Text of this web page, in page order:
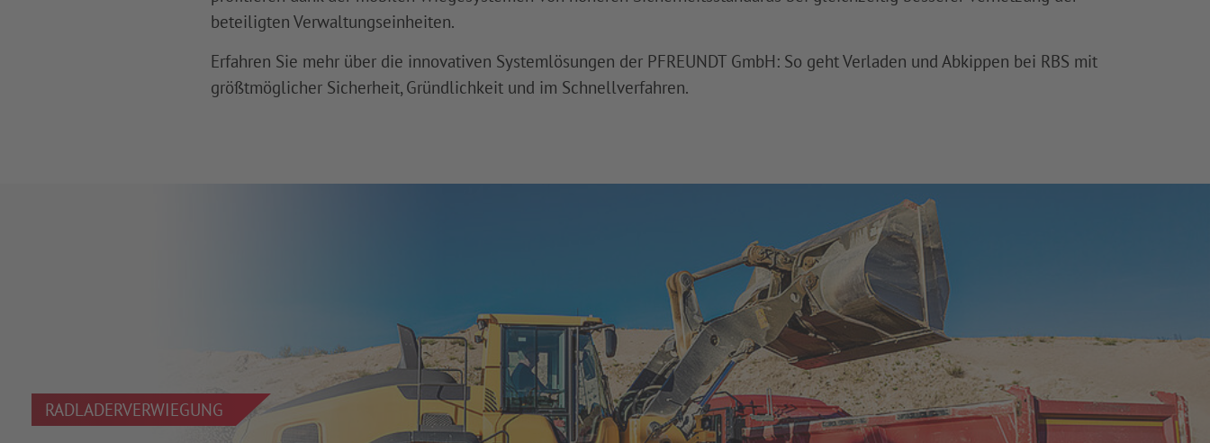
beteiligten Verwaltungseinheiten.
Erfahren Sie mehr über die innovativen Systemlösungen der PFREUNDT GmbH: So geht Verladen und Abkippen bei RBS mit
größtmöglicher Sicherheit, Gründlichkeit und im Schnellverfahren.
RADLADERVERWIEGUNG